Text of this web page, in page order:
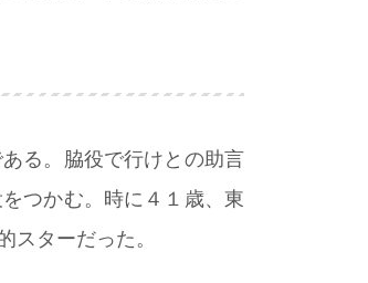
る。脇役で行けとの助言
つかむ。時に４１歳、東
スターだった。